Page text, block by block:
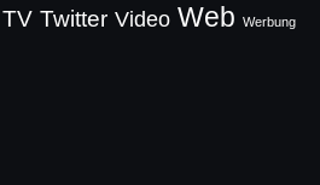
TV Twitter Video Web Werbung